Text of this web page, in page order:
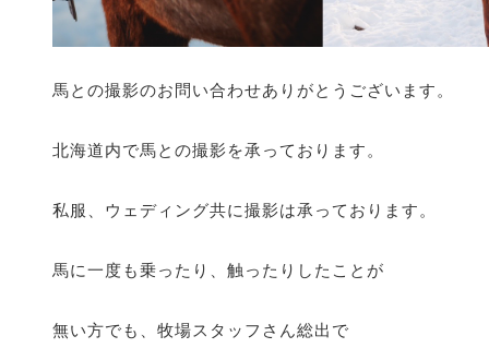
馬との撮影のお問い合わせありがとうございます。
北海道内で馬との撮影を承っております。
私服、ウェディング共に撮影は承っております。
馬に一度も乗ったり、触ったりしたことが
無い方でも、牧場スタッフさん総出で